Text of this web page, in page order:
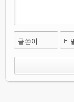
글쓴이 비